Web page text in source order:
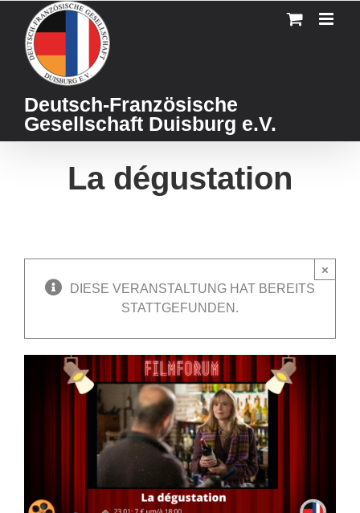
content
Deutsch-Französische
Gesellschaft Duisburg e.V.
La dégustation
DIESE VERANSTALTUNG HAT BEREITS
STATTGEFUNDEN.
×